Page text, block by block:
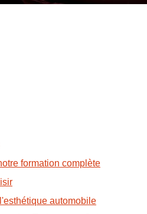
formation complète
automobile